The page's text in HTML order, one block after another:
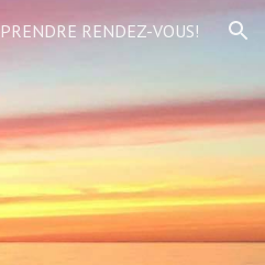
PRENDRE RENDEZ-VOUS!